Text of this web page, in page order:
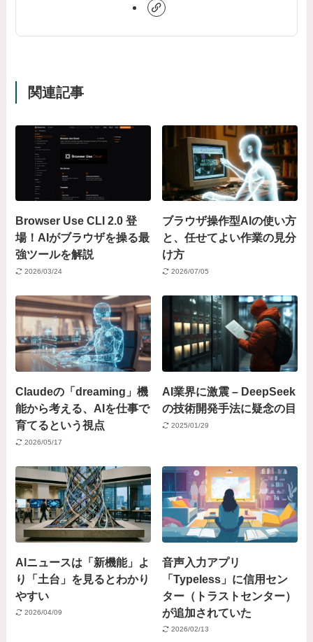
関連記事
Browser Use CLI 2.0 登
場！AIがブラウザを操る最
強ツールを解説
2026/03/24
ブラウザ操作型AIの使い方
と、任せてよい作業の見分
け方
2026/07/05
Claudeの「dreaming」機
能から考える、AIを仕事で
育てるという視点
2026/05/17
AI業界に激震 – DeepSeek
の技術開発手法に疑念の目
2025/01/29
AIニュースは「新機能」よ
り「土台」を見るとわかり
やすい
2026/04/09
音声入力アプリ
「Typeless」に信用セン
ター（トラストセンター）
が追加されていた
2026/02/13